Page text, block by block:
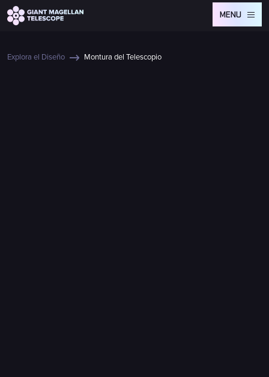
Global site tag (gtag.js) - Google Analytics
MENU
Explora el Diseño Montura del Telescopio